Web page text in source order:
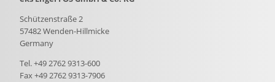
Schützenstraße 2
57482 Wenden-Hillmicke
Germany
Tel. +49 2762 9313-600
Fax +49 2762 9313-7906